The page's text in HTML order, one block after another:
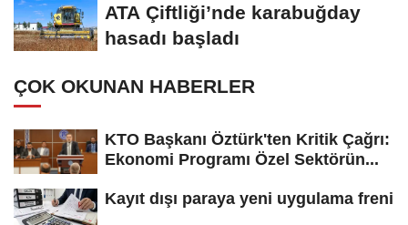
ATA Çiftliği’nde karabuğday
hasadı başladı
ÇOK OKUNAN HABERLER
KTO Başkanı Öztürk'ten Kritik Çağrı:
Ekonomi Programı Özel Sektörün...
Kayıt dışı paraya yeni uygulama freni